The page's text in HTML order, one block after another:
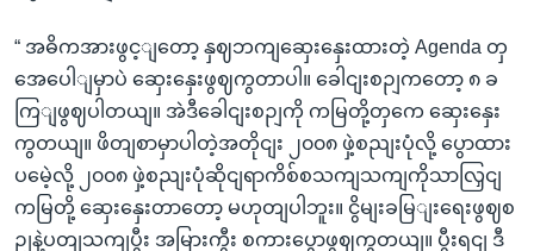
“ အဓိကအားဖွင့ျတော့ နှဈဘကျဆှေးနှေးထားတဲ့ Agenda တှ
အေပေါျမှာပဲ ဆှေးနှေးဖွဈကွတာပါ။ ခေါငျးစဉျကတော့ ၈ ခ
ကြျဖွဈပါတယျ။ အဲဒီခေါငျးစဉျကို ကမြတို့တှကေ ဆှေးနှေး
ကွတယျ။ ဖိတျစာမှာပါတဲ့အတိုငျး ၂၀၀၈ ဖှဲ့စညျးပုံလို့ ပွောထား
ပမေဲ့လို့ ၂၀၀၈ ဖှဲ့စညျးပုံဆိုငျရာကိစ်စသကျသကျကိုသာလြှငျ
ကမြတို့ ဆှေးနှေးတာတော့ မဟုတျပါဘူး။ ငွိမျးခမြျးရေးဖွဈစ
ဉျနဲ့ပတျသကျပွီး အမြားကွီး စကားပွောဖွဈကွတယျ။ ပွီးရငျ ဒီ